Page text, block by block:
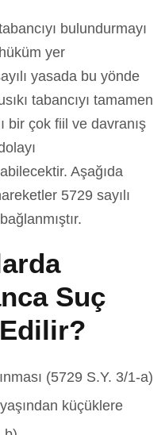
bulundurmayı
yer
yasada bu yönde
tabancıyı tamamen
bir çok fiil ve davranış
Aşağıda
5729 sayılı
Suç
(5729 S.Y. 3/1-a)
küçüklere